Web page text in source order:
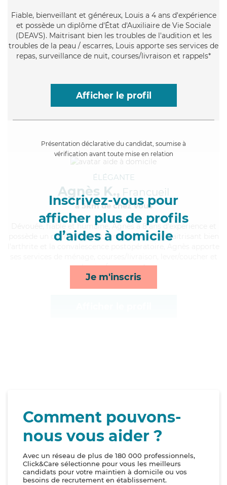
Fiable, bienveillant et généreux, Louis a 4 ans d'expérience
et possède un diplôme d'État d'Auxiliaire de Vie Sociale
(DEAVS). Maitrisant bien les troubles de l'audition et les
troubles de la peau / escarres, Louis apporte ses services de
repas, surveillance de nuit, courses/livraison et rappels*
Afficher le profil
Présentation déclarative du candidat, soumise à
vérification avant toute mise en relation
Inscrivez-vous pour
afficher plus de profils
d’aides à domicile
Je m'inscris
ÉLÉGANTE
Agnès K., Francueil
à 5km de chez Vous
, fiable et humaine, Agnès a 8 ans d'expérience et
possède un diplôme d'Etat d'infirmier (DEI). Maitrisant bien
lessive/repassage*
Comment pouvons-
nous vous aider ?
Avec un réseau de plus de 180 000 professionnels,
Click&Care sélectionne pour vous les meilleurs
candidats pour votre maintien à domicile ou vos
besoins de recrutement en établissement.